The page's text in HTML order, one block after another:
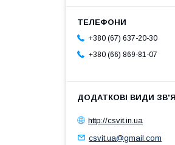
+380 (67) 637-20-30
+380 (66) 869-81-07
http://csvit.in.ua
csvit.ua@gmail.com